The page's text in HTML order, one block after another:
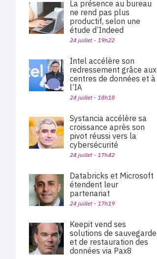
La présence au bureau
ne rend pas plus
productif, selon une
étude d’Indeed
24 juillet - 19h22
Intel accélère son
redressement grâce aux
centres de données et à
l’IA
24 juillet - 18h18
Systancia accélère sa
croissance après son
pivot réussi vers la
cybersécurité
24 juillet - 17h42
Databricks et Microsoft
étendent leur
partenariat
24 juillet - 17h19
Keepit vend ses
solutions de sauvegarde
et de restauration des
données via Pax8